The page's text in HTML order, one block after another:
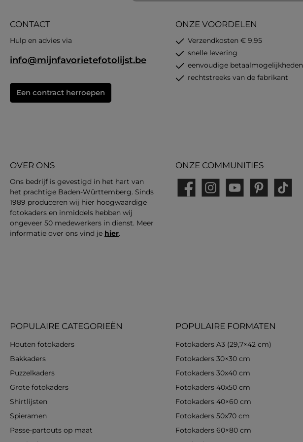
CONTACT
Hulp en advies via
info@mijnfavorietefotolijst.be
Een contract herroepen
POPULAIRE CATEGORIEËN
Houten fotokaders
Bakkaders
Puzzelkaders
Grote fotokaders
Shirtlijsten
Spieramen
Passe-partouts op maat
POPULAIRE FORMATEN
Fotokaders A3 (29,7×42 cm)
Fotokaders 30×30 cm
Fotokaders 30x40 cm
Fotokaders 40x50 cm
Fotokaders 40×60 cm
Fotokaders 50x70 cm
Fotokaders 60×80 cm
OVER ONS
Ons bedrijf is gevestigd in het hart van
het prachtige Baden-Württemberg. Sinds
1989 produceren wij hier hoogwaardige
fotokaders en inmiddels hebben wij
ongeveer 50 medewerkers in dienst. Meer
informatie over ons vind je hier.
ONZE VOORDELEN
Verzendkosten € 9,95
snelle levering
eenvoudige betaalmogelijkheden
rechtstreeks van de fabrikant
ONZE COMMUNITIES
FacebookInstagramYouTube PinterestTikTok